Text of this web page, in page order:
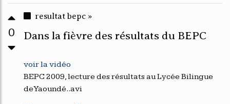
0
resultat bepc »
Dans la fièvre des résultats du BEPC
voir la vidéo
BEPC 2009, lecture des résultats au Lycée Bilingue
de Yaoundé..avi